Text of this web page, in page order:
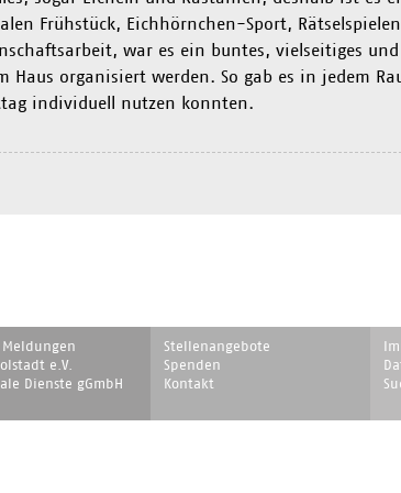
Frühstück, Eichhörnchen-Sport,
war es ein buntes, vielseitiges
Haus organisiert werden. So gab es in jedem
individuell nutzen konnten.
e.V.
Dienste gGmbH
Navigation
überspringen
Stellenangebote
Spenden
Kontakt